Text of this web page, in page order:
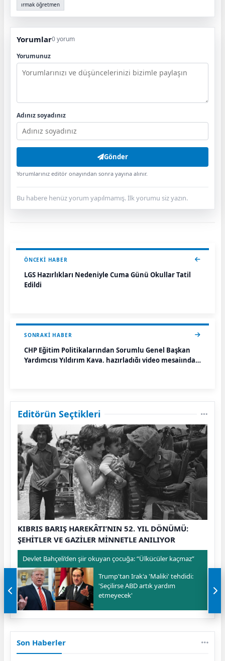
ırmak öğretmen
Yorumlar0 yorum
Yorumunuz
Adınız soyadınız
Gönder
Yorumlarınız editör onayından sonra yayına alınır.
Bu habere henüz yorum yapılmamış. İlk yorumu siz yazın.
ÖNCEKI HABER
LGS Hazırlıkları Nedeniyle Cuma Günü Okullar Tatil
Edildi
SONRAKI HABER
CHP Eğitim Politikalarından Sorumlu Genel Başkan
Yardımcısı Yıldırım Kaya, hazırladığı video mesajında
Editörün Seçtikleri
KIBRIS BARIŞ HAREKÂTI’NIN 52. YIL DÖNÜMÜ:
ŞEHİTLER VE GAZİLER MİNNETLE ANILIYOR
Devlet Bahçeli’den şiir okuyan çocuğa: “Ülkücüler kaçmaz”
Trump'tan Irak'a 'Maliki' tehdidi:
'Seçilirse ABD artık yardım
etmeyecek'
Son Haberler